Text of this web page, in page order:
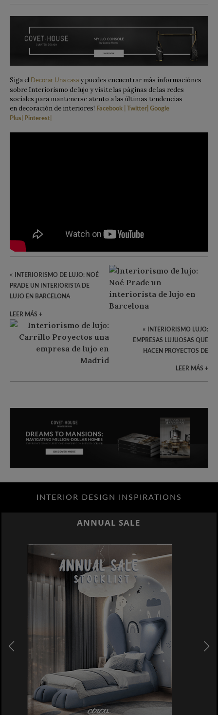
Siga el Decorar Una casa y puedes encuentrar más informaciónes
sobre Interiorismo de lujo y visite las páginas de las redes
sociales para mantenerse atento a las últimas tendencias
en decoración de interiores! Facebook Twitter Google
Plus
Pinterest
«
INTERIORISMO DE LUJO: NOÉ
PRADE UN INTERIORISTA DE
LUJO EN BARCELONA
LEER MÁS +
«
INTERIORISMO LUJO:
EMPRESAS LUJUOSAS QUE
HACEN PROYECTOS DE
LEER MÁS +
INTERIOR DESIGN INSPIRATIONS
ANNUAL SALE